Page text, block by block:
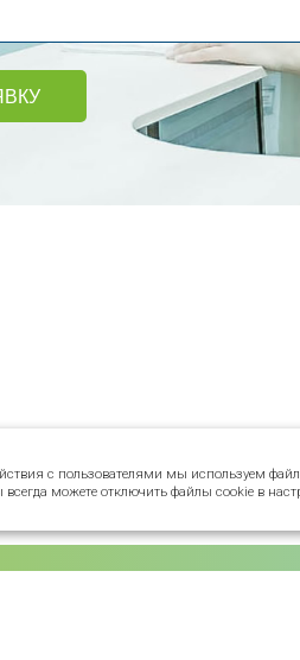
с пользователями мы используем
можете отключить файлы cookie в